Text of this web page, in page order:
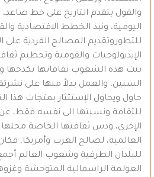
والقول بتقدم التاريخ على خط صاعد،
اليومية، ونبذ الخطط الاقتصادية
للتطوروتقديم المصالح الفردية على
الإيديولوجيات والقومية وتحطيم
بنت هذه الشعوب ثقافاتها بكدحها
السنين. والعمل بدلاً منها على
حاول ويحاول الإستئثار بمتجات هذا
للثقافة ونسبتها الى نفسه فقط،
الإخرى، ودس ثقافتها الخاصة
العالمية، لصالح الغرب وأمريكا.
للبلدان الطرفية وشعوب العالم
العولمة الراسمالية المتوحشة